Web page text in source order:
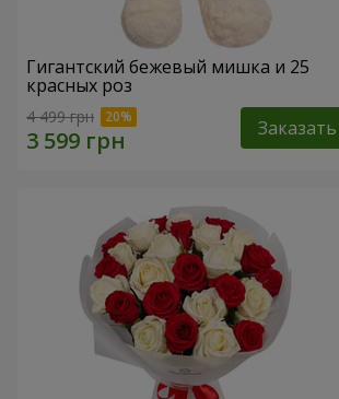
Гигантский бежевый мишка и 25
красных роз
4 499 грн Заказать